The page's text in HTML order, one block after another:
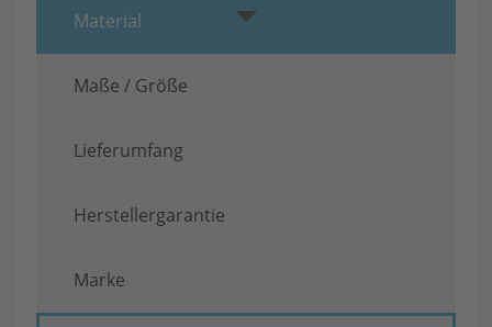
Material
Maße / Größe
Lieferumfang
Herstellergarantie
Marke